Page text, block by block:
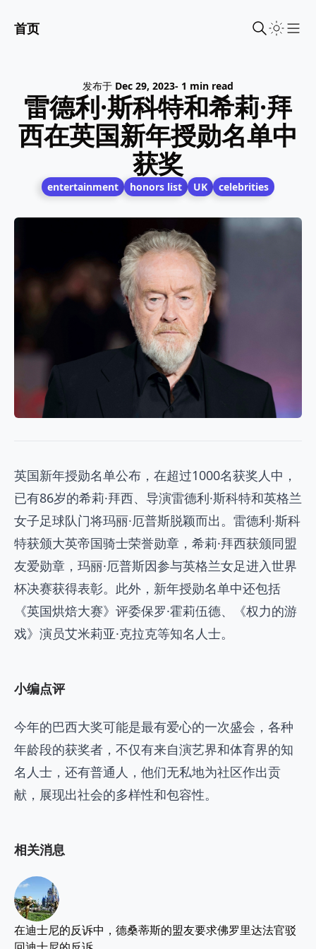
首页
发布于 Dec 29, 2023- 1 min read
雷德利·斯科特和希莉·拜
西在英国新年授勋名单中
获奖
entertainment honors list UK celebrities
英国新年授勋名单公布，在超过1000名获奖人中，
已有86岁的希莉·拜西、导演雷德利·斯科特和英格兰
女子足球队门将玛丽·厄普斯脱颖而出。雷德利·斯科
特获颁大英帝国骑士荣誉勋章，希莉·拜西获颁同盟
友爱勋章，玛丽·厄普斯因参与英格兰女足进入世界
杯决赛获得表彰。此外，新年授勋名单中还包括
《英国烘焙大赛》评委保罗·霍莉伍德、《权力的游
戏》演员艾米莉亚·克拉克等知名人士。
小编点评
今年的巴西大奖可能是最有爱心的一次盛会，各种
年龄段的获奖者，不仅有来自演艺界和体育界的知
名人士，还有普通人，他们无私地为社区作出贡
献，展现出社会的多样性和包容性。
相关消息
在迪士尼的反诉中，德桑蒂斯的盟友要求佛罗里达法官驳